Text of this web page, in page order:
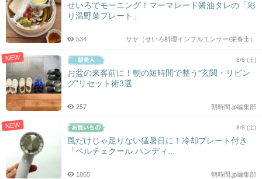
せいろでモーニング！マーマレード醤油タレの「彩
り温野菜プレート」
サヤ（せいろ料理インフルエンサー/栄養士）
534
NEW 8/8 (土)
お盆の来客前に！朝の短時間で整う“玄関・リビン
グ”リセット術3選
朝時間.jp編集部
257
NEW 8/8 (土)
風だけじゃ足りない猛暑日に！冷却プレート付き
「ペルチェクール ハンディ...
朝時間.jp編集部
1865